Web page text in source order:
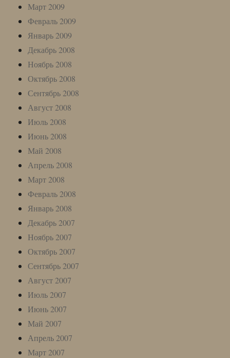
Март 2009
Февраль 2009
Январь 2009
Декабрь 2008
Ноябрь 2008
Октябрь 2008
Сентябрь 2008
Август 2008
Июль 2008
Июнь 2008
Май 2008
Апрель 2008
Март 2008
Февраль 2008
Январь 2008
Декабрь 2007
Ноябрь 2007
Октябрь 2007
Сентябрь 2007
Август 2007
Июль 2007
Июнь 2007
Май 2007
Апрель 2007
Март 2007